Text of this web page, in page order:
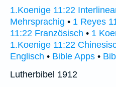
1.Koenige 11:22
Mehrsprachig • 1 Reyes
11:22 Französisch • 1
1.Koenige 11:22
Englisch • Bible Apps •
Lutherbibel 1912